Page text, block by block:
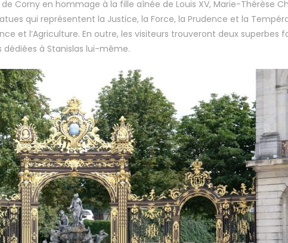
Corny en hommage à la fille aînée de Louis XV, Marie-Thérèse
qui représentent la Justice, la Force, la Prudence et la
et l’Agriculture. En outre, les visiteurs trouveront deux superbes
à Stanislas lui-même.